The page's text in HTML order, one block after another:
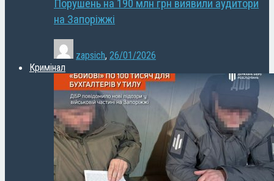
Порушень на 190 млн грн виявили аудитори
на Запоріжжі
zapsich, 26/01/2026
Кримінал